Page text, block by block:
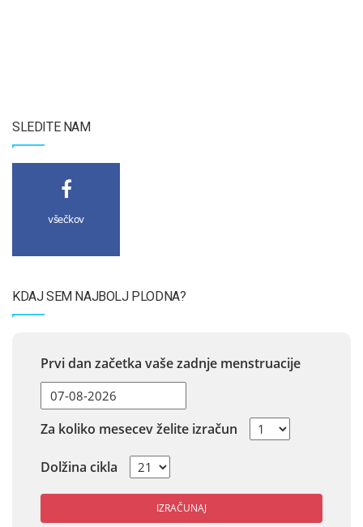
SLEDITE NAM
všečkov
KDAJ SEM NAJBOLJ PLODNA?
Prvi dan začetka vaše zadnje menstruacije
Za koliko mesecev želite izračun
Dolžina cikla
IZRAČUNAJ